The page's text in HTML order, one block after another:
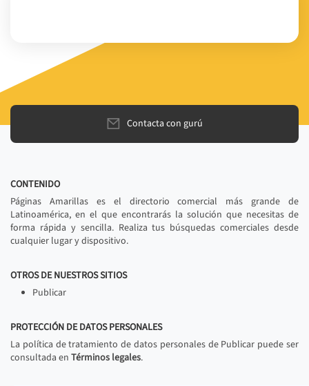
Contacta con gurú
CONTENIDO
Páginas Amarillas es el directorio comercial más grande de
Latinoamérica, en el que encontrarás la solución que necesitas de
forma rápida y sencilla. Realiza tus búsquedas comerciales desde
cualquier lugar y dispositivo.
OTROS DE NUESTROS SITIOS
Publicar
PROTECCIÓN DE DATOS PERSONALES
La política de tratamiento de datos personales de Publicar puede ser
consultada en Términos legales.